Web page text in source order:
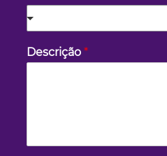
Descrição *